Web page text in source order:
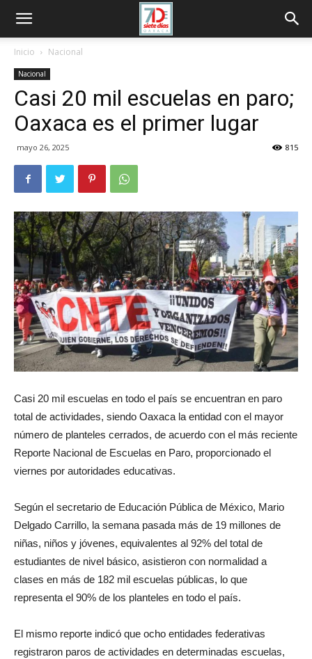
Inicio Nacional
Nacional
Casi 20 mil escuelas en paro;
Oaxaca es el primer lugar
mayo 26, 2025 815
Casi 20 mil escuelas en todo el país se encuentran en paro
total de actividades, siendo Oaxaca la entidad con el mayor
número de planteles cerrados, de acuerdo con el más reciente
Reporte Nacional de Escuelas en Paro, proporcionado el
viernes por autoridades educativas.
Según el secretario de Educación Pública de México, Mario
Delgado Carrillo, la semana pasada más de 19 millones de
niñas, niños y jóvenes, equivalentes al 92% del total de
estudiantes de nivel básico, asistieron con normalidad a
clases en más de 182 mil escuelas públicas, lo que
representa el 90% de los planteles en todo el país.
El mismo reporte indicó que ocho entidades federativas
registraron paros de actividades en determinadas escuelas,